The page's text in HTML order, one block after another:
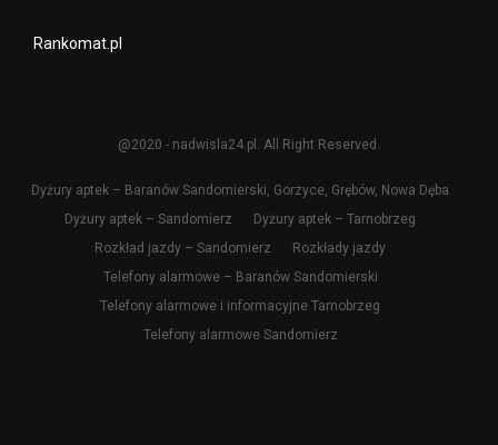
Rankomat.pl
@2020 - nadwisla24.pl. All Right Reserved.
Dyżury aptek – Baranów Sandomierski, Gorzyce, Grębów, Nowa Dęba
Dyżury aptek – Sandomierz
Dyżury aptek – Tarnobrzeg
Rozkład jazdy – Sandomierz
Rozkłady jazdy
Telefony alarmowe – Baranów Sandomierski
Telefony alarmowe i informacyjne Tarnobrzeg
Telefony alarmowe Sandomierz